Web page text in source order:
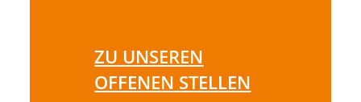
ZU UNSEREN
OFFENEN STELLEN